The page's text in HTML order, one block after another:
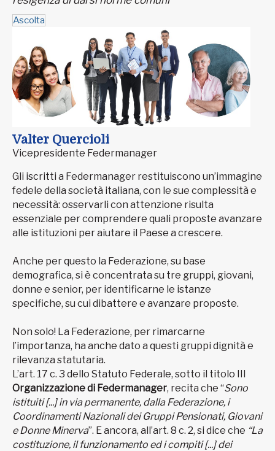
Ascolta
Valter Quercioli
Vicepresidente Federmanager
Gli iscritti a Federmanager restituiscono un’immagine
fedele della società italiana, con le sue complessità e
necessità: osservarli con attenzione risulta
essenziale per comprendere quali proposte avanzare
alle istituzioni per aiutare il Paese a crescere.
Anche per questo la Federazione, su base
demografica, si è concentrata su tre gruppi, giovani,
donne e senior, per identificarne le istanze
specifiche, su cui dibattere e avanzare proposte.
Non solo! La Federazione, per rimarcarne
l’importanza, ha anche dato a questi gruppi dignità e
rilevanza statutaria.
L’art. 17 c. 3 dello Statuto Federale, sotto il titolo III
Organizzazione di Federmanager, recita che “Sono
istituiti [...] in via permanente, dalla Federazione, i
Coordinamenti Nazionali dei Gruppi Pensionati, Giovani
e Donne Minerva”. E ancora, all’art. 8 c. 2, si dice che “La
costituzione, il funzionamento ed i compiti [...] dei